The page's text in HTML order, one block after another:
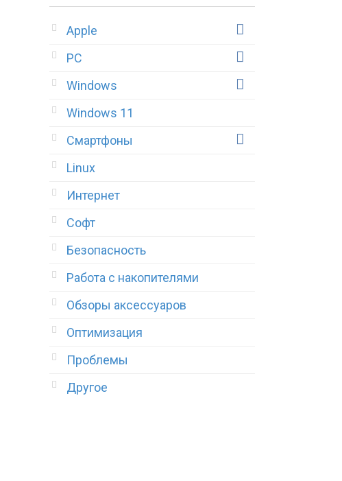
Apple
PC
Windows
Windows 11
Смартфоны
Linux
Интернет
Софт
Безопасность
Работа с накопителями
Обзоры аксессуаров
Оптимизация
Проблемы
Другое